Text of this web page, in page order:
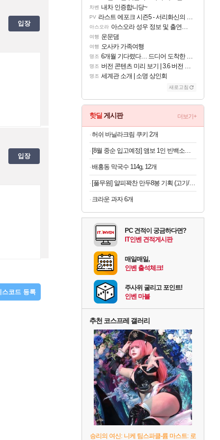
입장
입장
스코드 등록
차벤 내차 인증합니당~
PV 라스트 에포크 시즌5 - 서리화신의 분노 티저
아스오라 아스오라 성우 정보 및 출연작 모음
여행 운문댐
여행 오사카 가족여행
명조 6개월 기다렸다… 드디어 도착한 치사 메신저백! 실물 후기
명조 버전 콘텐츠 미리 보기 | 3.6 버전 「신기루 속 등불 그림자, 속세에 깃든 검의 결심」이 8월 20일에 업데이트됩니다!
명조 세계관 소개 | 소명 상인회
새로고침
핫딜 게시판 더보기+
허쉬 바닐라크림 쿠키 2개
[8월 중순 입고예정] 앰보 1인 빈백소파 LS026 브라운 0809.2977
배홍동 막국수 114g, 12개
[풀무원] 얄피꽉찬 만두8봉 기획 (고기/김치/교자/물만두 외)
크라운 과자 6개
PC 견적이 궁금하다면?
IT인벤 견적게시판
매일매일,
인벤 출석체크!
주사위 굴리고 포인트!
인벤 마블
추천 코스프레 갤러리
승리의 여신: 니케 팀스파클-륨 마스트: 로